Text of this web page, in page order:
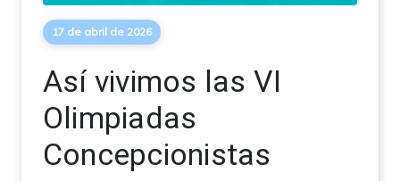
17 de abril de 2026
Así vivimos las VI
Olimpiadas
Concepcionistas